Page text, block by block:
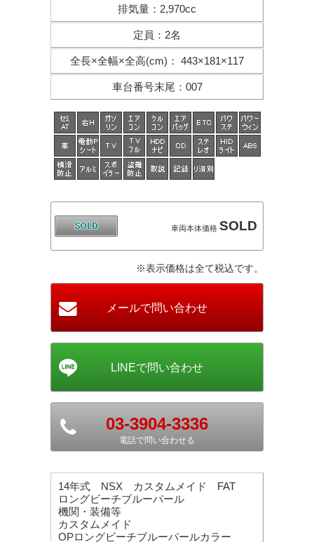
排気量 ： 2,970cc
定員 ： 2名
全長×全幅×全高(cm) ： 443×181×117
車台番号末尾 ： 007
車両本体価格 SOLD
※表示価格は全て税込です。
03-3904-3336
電話で問い合わせる
14年式 NSX カスタムメイド FAT
ロングビーチブルーパール
機関・装備等
カスタムメイド
OPロングビーチブルーパールカラー